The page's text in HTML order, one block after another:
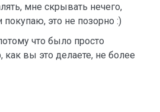
мне скрывать нечего,
покупаю, это не позорно :)
что было просто
как вы это делаете, не более